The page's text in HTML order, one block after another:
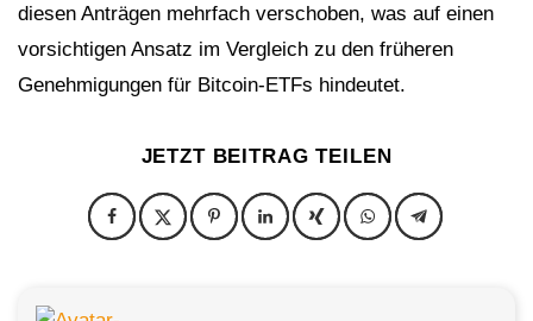
diesen Anträgen mehrfach verschoben, was auf einen
vorsichtigen Ansatz im Vergleich zu den früheren
Genehmigungen für Bitcoin-ETFs hindeutet.
JETZT BEITRAG TEILEN